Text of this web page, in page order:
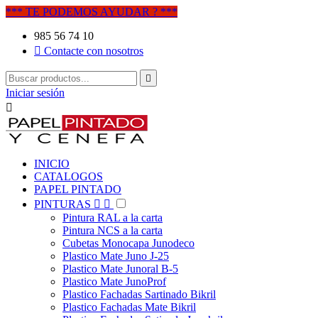
*** TE PODEMOS AYUDAR ? ***
985 56 74 10
 Contacte con nosotros

Iniciar sesión

INICIO
CATALOGOS
PAPEL PINTADO
PINTURAS  
Pintura RAL a la carta
Pintura NCS a la carta
Cubetas Monocapa Junodeco
Plastico Mate Juno J-25
Plastico Mate Junoral B-5
Plastico Mate JunoProf
Plastico Fachadas Sartinado Bikril
Plastico Fachadas Mate Bikril